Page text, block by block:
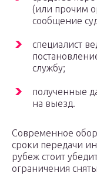
(или прочим
сообщение
специалист
службу;
полученные
на выезд.
Современное
сроки передачи
рубеж стоит
ограничения